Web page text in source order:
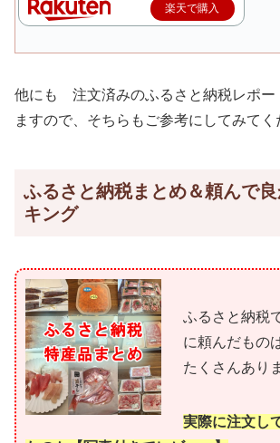
楽天で購入
他にも 注文済みのふるさと納税レポー
ますので、そちらもご参考にしてみてく
ふるさと納税まとめ＆頼んで
キング
ふるさと納税
に頼んだもの
たくさんあり
実際に注文し